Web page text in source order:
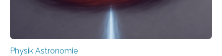
ausgedrückt, Wärme in Bewegung. In
quantenmechanischen Experimenten ist es in den…
Physik Astronomie